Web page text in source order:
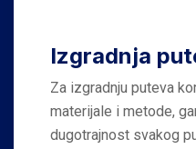
Izgradnja
Za izgradnju puteva
materijale i metode,
dugotrajnost svakog